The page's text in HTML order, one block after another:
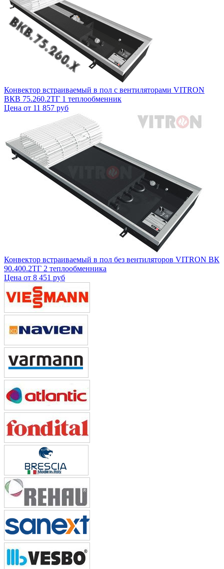
Конвектор встраиваемый в пол с вентиляторами VITRON
ВКВ 75.260.2ТГ 1 теплообменник
Цена от 11 857 руб
Конвектор встраиваемый в пол без вентиляторов VITRON ВК
90.400.2ТГ 2 теплообменника
Цена от 8 451 руб